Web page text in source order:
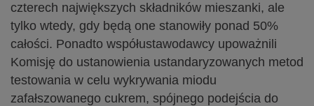
czterech największych składników mieszanki, ale
tylko wtedy, gdy będą one stanowiły ponad 50%
całości. Ponadto współustawodawcy upoważnili
Komisję do ustanowienia ustandaryzowanych metod
testowania w celu wykrywania miodu
zafałszowanego cukrem, spójnego podejścia do